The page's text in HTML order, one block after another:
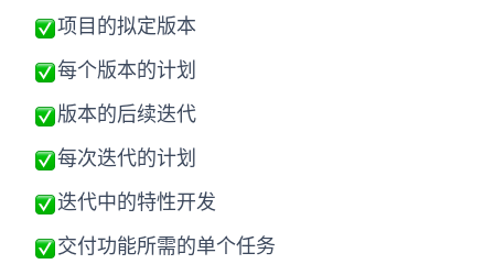
AI生成Smart分析
AI生成波士顿矩阵
AI生成波特五力模型
AI生成4P营销理论模型
AI生成竞品分析
AI生成安索夫矩阵
项目的拟定版本
每个版本的计划
版本的后续迭代
每次迭代的计划
迭代中的特性开发
交付功能所需的单个任务